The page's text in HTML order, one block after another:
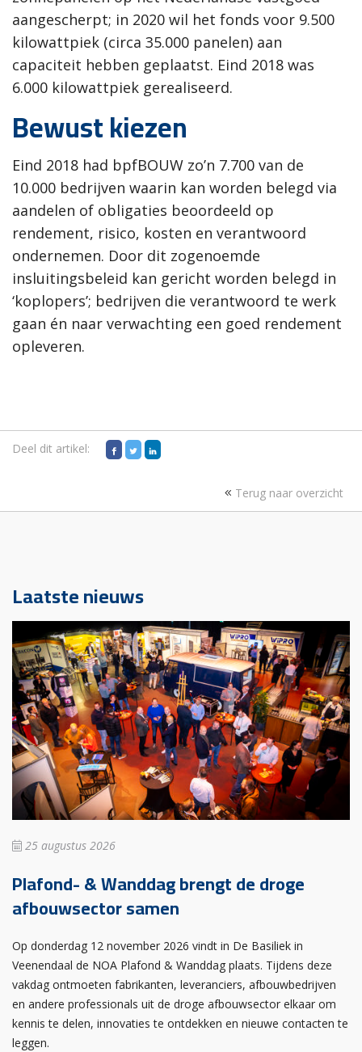
aangescherpt; in 2020 wil het fonds voor 9.500
kilowattpiek (circa 35.000 panelen) aan
capaciteit hebben geplaatst. Eind 2018 was
6.000 kilowattpiek gerealiseerd.
Bewust kiezen
Eind 2018 had bpfBOUW zo’n 7.700 van de
10.000 bedrijven waarin kan worden belegd via
aandelen of obligaties beoordeeld op
rendement, risico, kosten en verantwoord
ondernemen. Door dit zogenoemde
insluitingsbeleid kan gericht worden belegd in
‘koplopers’; bedrijven die verantwoord te werk
gaan én naar verwachting een goed rendement
opleveren.
Deel dit artikel:
Terug naar overzicht
Laatste nieuws
25 augustus 2026
Plafond- & Wanddag brengt de droge
afbouwsector samen
Op donderdag 12 november 2026 vindt in De Basiliek in
Veenendaal de NOA Plafond & Wanddag plaats. Tijdens deze
vakdag ontmoeten fabrikanten, leveranciers, afbouwbedrijven
en andere professionals uit de droge afbouwsector elkaar om
kennis te delen, innovaties te ontdekken en nieuwe contacten te
leggen.